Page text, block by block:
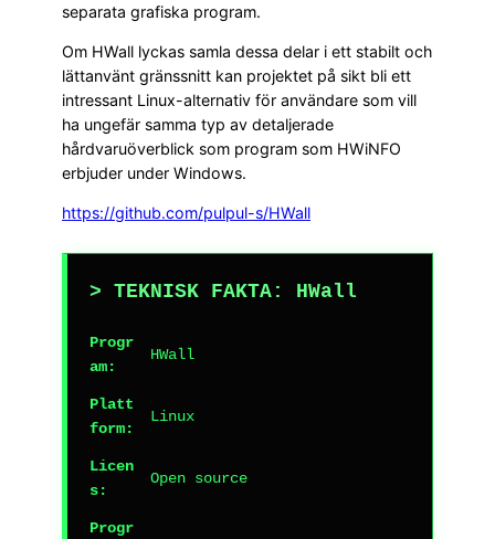
separata grafiska program.
Om HWall lyckas samla dessa delar i ett stabilt och
lättanvänt gränssnitt kan projektet på sikt bli ett
intressant Linux-alternativ för användare som vill
ha ungefär samma typ av detaljerade
hårdvaruöverblick som program som HWiNFO
erbjuder under Windows.
https://github.com/pulpul-s/HWall
> TEKNISK FAKTA: HWall
Progr
am:
HWall
Platt
form:
Linux
Licen
s:
Open source
Progr